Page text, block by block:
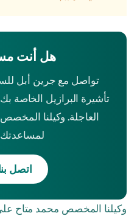
هل أنت
تواصل مع جرين أبل
تأشيرة البرازيل الخاصة
العاجلة. وكيلنا
اتصل
وكيلنا المخصص محمد متاح